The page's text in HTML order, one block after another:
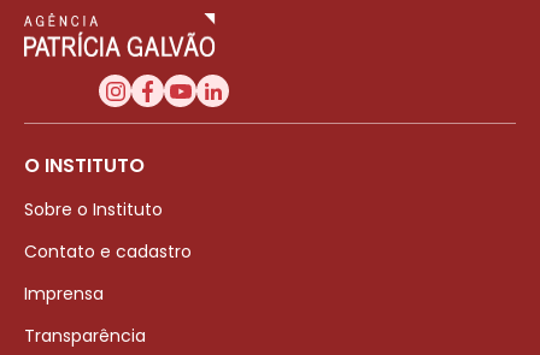
O INSTITUTO
Sobre o Instituto
Contato e cadastro
Imprensa
Transparência